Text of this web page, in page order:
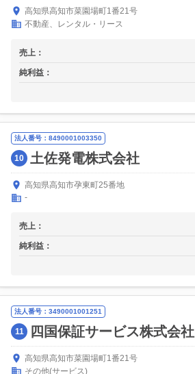
高知県高知市菜園場町1番21号
不動産、レンタル・リース
売上：
純利益：
法人番号：8490001003350
10 土佐発電株式会社
高知県高知市孕東町25番地
-
売上：
純利益：
法人番号：3490001001251
11 四国保証サービス株式会社
高知県高知市菜園場町1番21号
その他(サービス)